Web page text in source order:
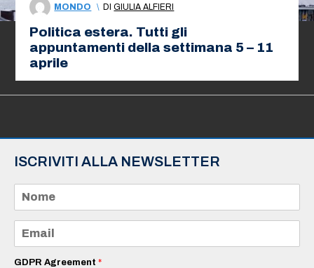
MONDO \ DIGIULIA ALFIERI
Politica estera. Tutti gli
appuntamenti della settimana 5 – 11
aprile
ISCRIVITI ALLA NEWSLETTER
m
e
a
iGDPR Agreement *